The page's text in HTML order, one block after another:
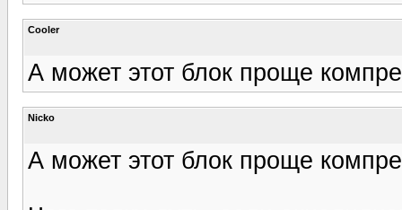
Cooler
А может этот блок проще
Nicko
А может этот блок проще